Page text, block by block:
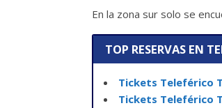
En la zona sur solo se
TOP RESERVAS EN
Tickets Teleférico
Tickets Teleférico